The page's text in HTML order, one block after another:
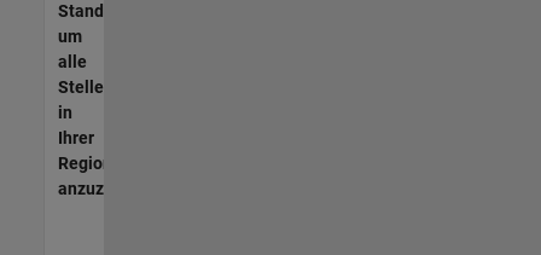
Standort,
um
alle
Stellenangebote
in
Ihrer
Region
anzuzeigen.